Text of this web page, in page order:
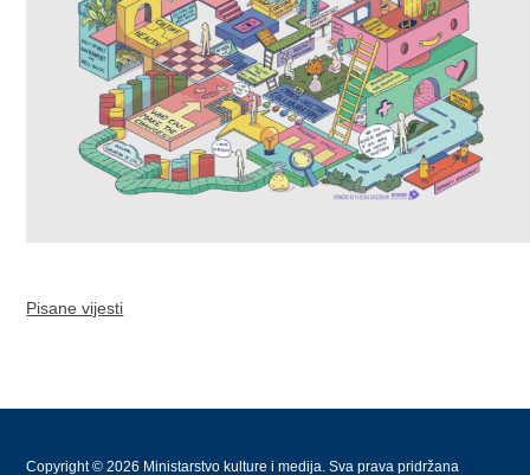
Pisane vijesti
Copyright © 2026 Ministarstvo kulture i medija. Sva prava pridržana